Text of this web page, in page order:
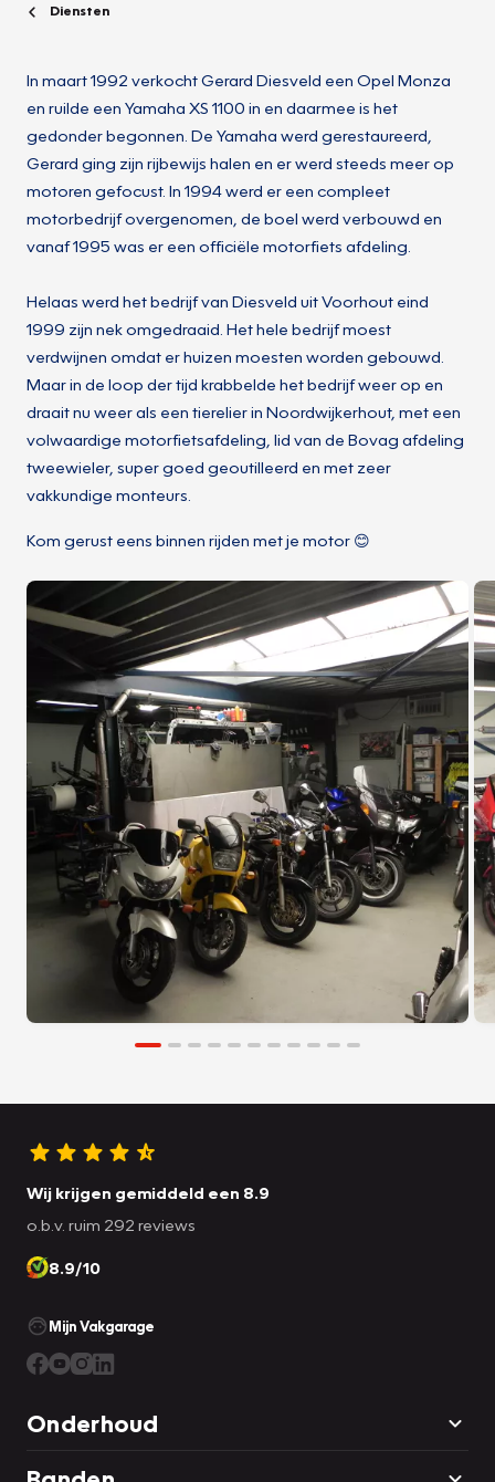
Diensten
In maart 1992 verkocht Gerard Diesveld een Opel Monza
en ruilde een Yamaha XS 1100 in en daarmee is het
gedonder begonnen. De Yamaha werd gerestaureerd,
Gerard ging zijn rijbewijs halen en er werd steeds meer op
motoren gefocust. In 1994 werd er een compleet
motorbedrijf overgenomen, de boel werd verbouwd en
vanaf 1995 was er een officiële motorfiets afdeling.
Helaas werd het bedrijf van Diesveld uit Voorhout eind
1999 zijn nek omgedraaid. Het hele bedrijf moest
verdwijnen omdat er huizen moesten worden gebouwd.
Maar in de loop der tijd krabbelde het bedrijf weer op en
draait nu weer als een tierelier in Noordwijkerhout, met een
volwaardige motorfietsafdeling, lid van de Bovag afdeling
tweewieler, super goed geoutilleerd en met zeer
vakkundige monteurs.
Kom gerust eens binnen rijden met je motor 😊
Wij krijgen gemiddeld een 8.9
o.b.v. ruim 292 reviews
8.9/10
Mijn Vakgarage
Onderhoud